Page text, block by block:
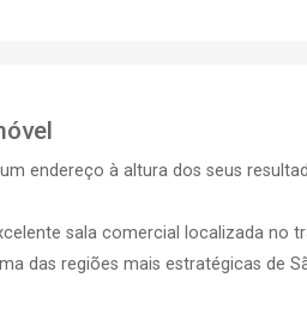
endereço à altura dos seus
sala comercial localizada no
das regiões mais estratégicas de